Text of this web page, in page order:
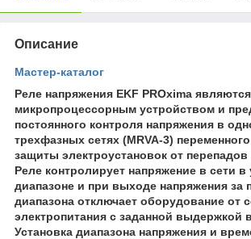
Описание
Мастер-каталог
Реле напряжения EKF PROxima являются
микропроцессорным устройством и
постоянного контроля напряжения в
трехфазных сетях (MRVA-3)
защиты электроустановок от перепадов
Реле контролирует напряжение в сети в
диапазоне и при выходе напряжения за
диапазона отключает оборудование от
электропитания с заданной выдержкой
Установка диапазона напряжения и